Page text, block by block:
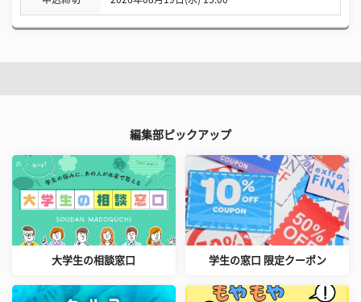
編集部ピックアップ
大学生の相談窓口 学生の窓口 限定クーポン